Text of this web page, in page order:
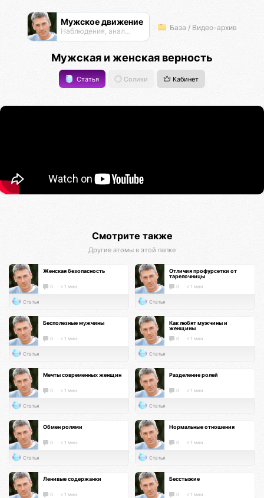
Мужское движение
Наблюдения, анализ, обсуждения База / Видео-архив
Мужская и женская верность
Статья Солики Кабинет
Смотрите также
Другие атомы в этой папке
Женская безопасность
0 < 1 мин.
Статья
Отличия профурсетки от
тарелочницы
0 < 1 мин.
Статья
Бесполезные мужчины
0 < 1 мин.
Статья
Как любят мужчины и
женщины
0 < 1 мин.
Статья
Мечты современных женщин
0 < 1 мин.
Статья
Разделение ролей
0 < 1 мин.
Статья
Обмен ролями
0 < 1 мин.
Статья
Нормальные отношения
0 < 1 мин.
Статья
Ленивые содержанки
0 < 1 мин.
Бесстыжие
0 < 1 мин.